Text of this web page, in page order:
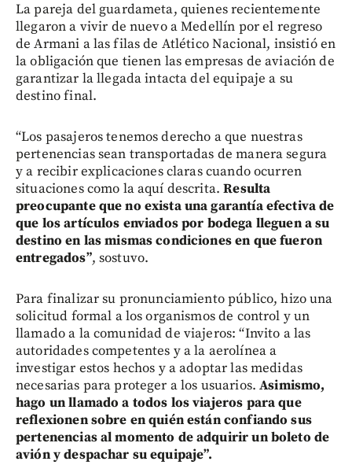
La pareja del guardameta, quienes recientemente
llegaron a vivir de nuevo a Medellín por el regreso
de Armani a las filas de Atlético Nacional, insistió en
la obligación que tienen las empresas de aviación de
garantizar la llegada intacta del equipaje a su
destino final.
“Los pasajeros tenemos derecho a que nuestras
pertenencias sean transportadas de manera segura
y a recibir explicaciones claras cuando ocurren
situaciones como la aquí descrita.Resulta
preocupante que no exista una garantía efectiva de
que los artículos enviados por bodega lleguen a su
destino en las mismas condiciones en que fueron
entregados”, sostuvo.
Para finalizar su pronunciamiento público, hizo una
solicitud formal a los organismos de control y un
llamado a la comunidad de viajeros: “Invito a las
autoridades competentes y a la aerolínea a
investigar estos hechos y a adoptar las medidas
necesarias para proteger a los usuarios.Asimismo,
hago un llamado a todos los viajeros para que
reflexionen sobre en quién están confiando sus
pertenencias al momento de adquirir un boleto de
avión y despachar su equipaje”.